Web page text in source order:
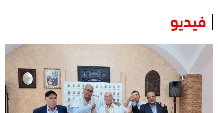
فيديو